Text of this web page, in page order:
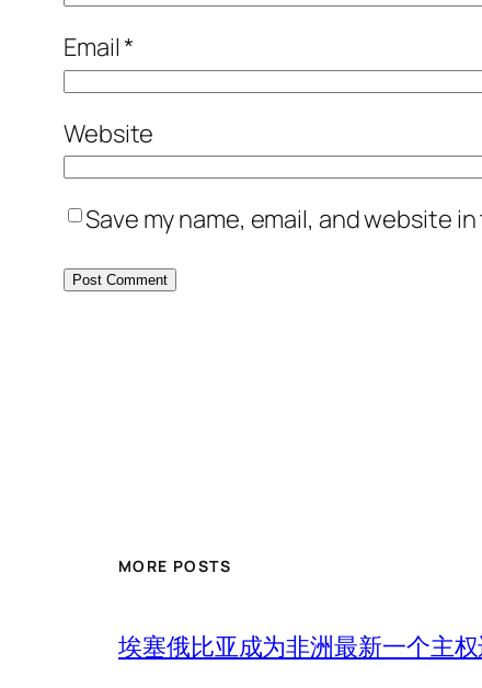
Email*
Website
Save my name, email, and website
MORE POSTS
埃塞俄比亚成为非洲最新一个主